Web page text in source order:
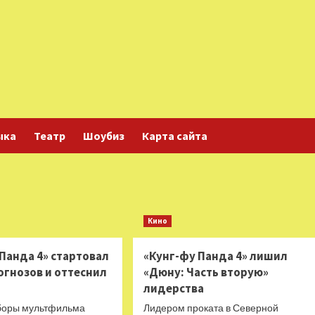
Театр Шоубиз Карта сайта
4» стартовал
и оттеснил
мультфильма
Кино
«Кунг-фу Панда 4» лишил
«Дюну: Часть вторую»
лидерства
Лидером проката в Северной